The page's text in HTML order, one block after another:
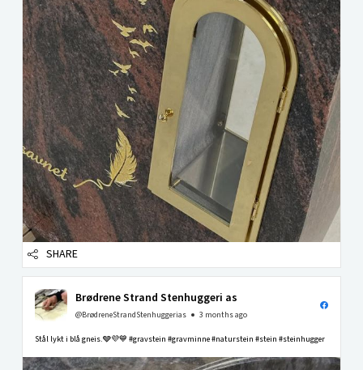
SHARE
Brødrene Strand Stenhuggeri as
@BrødreneStrandStenhuggerias 3 months ago
Stål lykt i blå gneis.🩶💜💙 #gravstein #gravminne #naturstein #stein #steinhugger